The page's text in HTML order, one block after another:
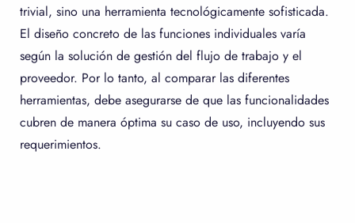
trivial, sino una herramienta tecnológicamente sofisticada.
El diseño concreto de las funciones individuales varía
según la solución de gestión del flujo de trabajo y el
proveedor. Por lo tanto, al comparar las diferentes
herramientas, debe asegurarse de que las funcionalidades
cubren de manera óptima su caso de uso, incluyendo sus
requerimientos.